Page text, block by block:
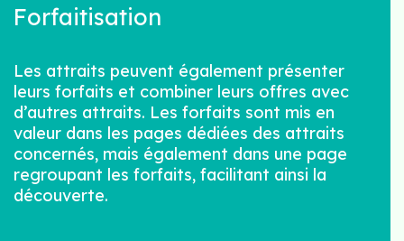
Forfaitisation
Les attraits peuvent également présenter
leurs forfaits et combiner leurs offres avec
d’autres attraits. Les forfaits sont mis en
valeur dans les pages dédiées des attraits
concernés, mais également dans une page
regroupant les forfaits, facilitant ainsi la
découverte.